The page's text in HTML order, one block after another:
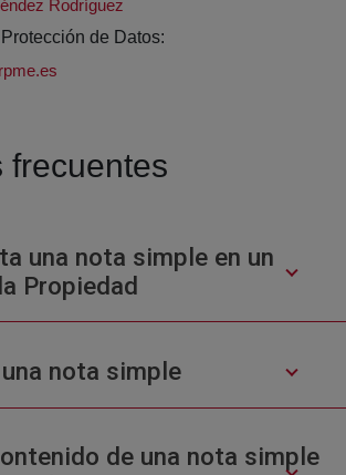
Rodríguez
de Datos:
frecuentes
una nota simple en un
Propiedad
nota simple
de una nota simple